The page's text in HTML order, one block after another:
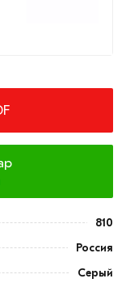
810
Россия
Серый